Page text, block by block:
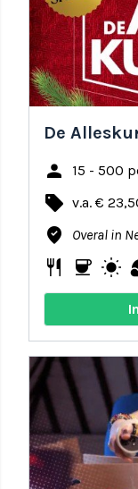
De
person 15 - 500
local_offer v.a. €
where_to_vote Overal in
restaurant coffee wb_sunny